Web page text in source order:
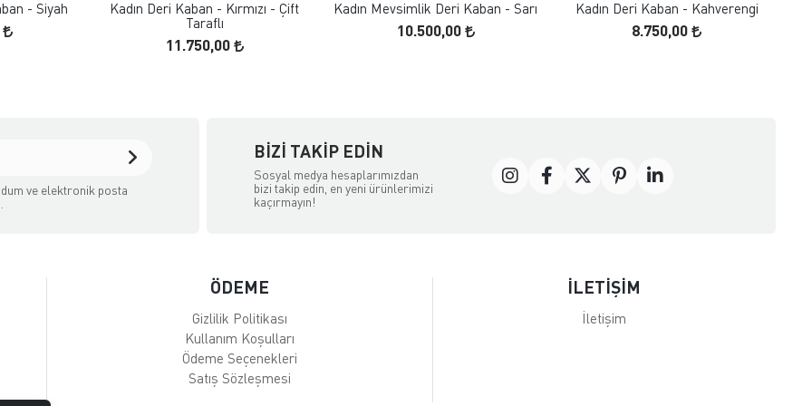
- Siyah
Kadın Deri Kaban - Kırmızı - Çift
Taraflı
11.750,00
Kadın Mevsimlik Deri Kaban - Sarı
10.500,00
Kadın Deri Kaban - Kahverengi
8.750,00
ve elektronik posta
BIZI TAKIP EDIN
Sosyal medya hesaplarımızdan
bizi takip edin, en yeni ürünlerimizi
kaçırmayın!
ÖDEME
Gizlilik Politikası
Kullanım Koşulları
Ödeme Seçenekleri
Satış Sözleşmesi
İLETİŞİM
İletişim